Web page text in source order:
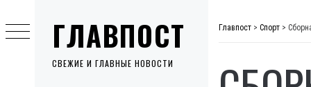
ГЛАВПОСТ
СВЕЖИЕ И ГЛАВНЫЕ НОВОСТИ
to
content
Главпост > Спорт >